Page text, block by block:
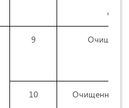
с
9
10 Очищенный